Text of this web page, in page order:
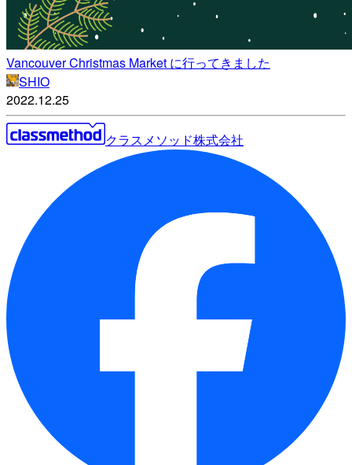
Vancouver Christmas Market に行ってきました
SHIO
2022.12.25
クラスメソッド株式会社